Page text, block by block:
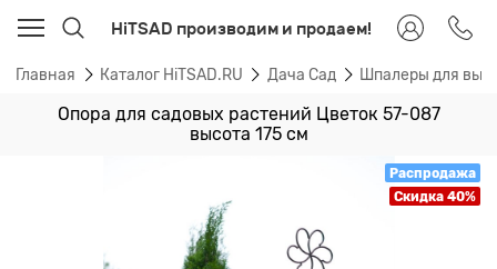
HiTSAD производим и продаем!
Главная Каталог HiTSAD.RU Дача Сад Шпалеры для
Опора для садовых растений Цветок 57-087
высота 175 см
Распродажа
Скидка 40%